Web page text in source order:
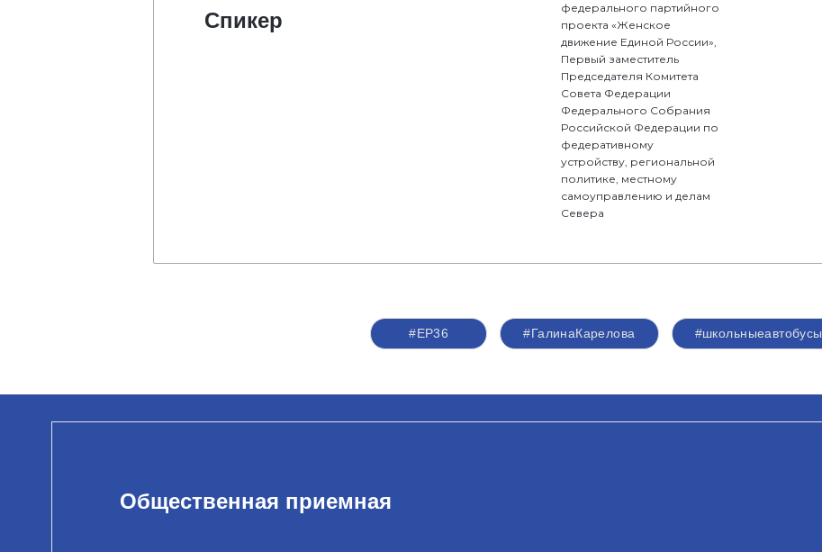
Спикер
федерального партийного
проекта «Женское
движение Единой России»,
Первый заместитель
Председателя Комитета
Совета Федерации
Федерального Собрания
Российской Федерации по
федеративному
устройству, региональной
политике, местному
самоуправлению и делам
Севера
#ЕР36 #ГалинаКарелова #школьныеавтобусы
Общественная приемная